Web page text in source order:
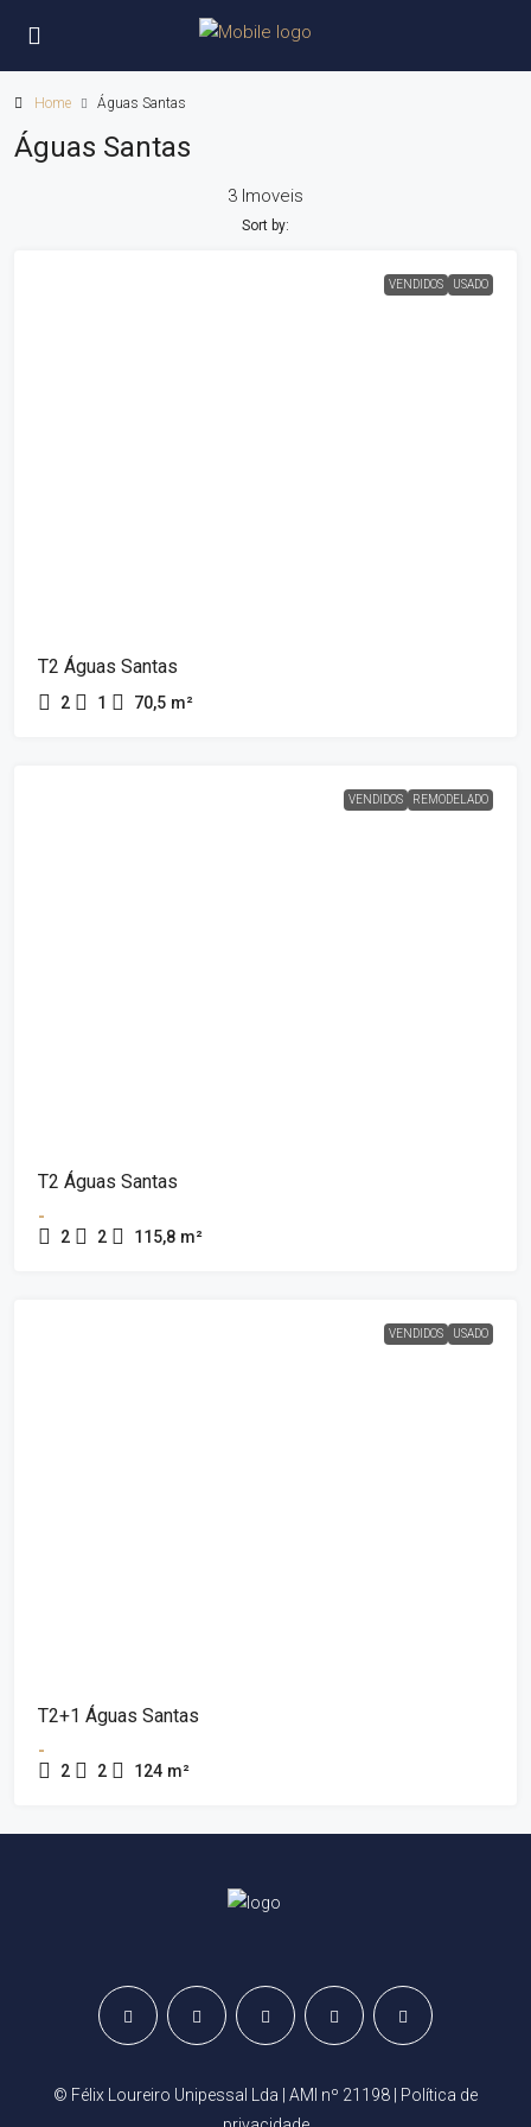
Home Águas Santas
Águas Santas
3 Imoveis
Sort by:
VENDIDOS USADO
T2 Águas Santas
2 1 70,5 m²
VENDIDOS REMODELADO
T2 Águas Santas
-
2 2 115,8 m²
VENDIDOS USADO
T2+1 Águas Santas
-
2 2 124 m²
© Félix Loureiro Unipessal Lda | AMI nº 21198 | Política de